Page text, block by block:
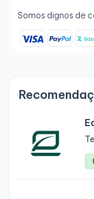
Somos dignos de